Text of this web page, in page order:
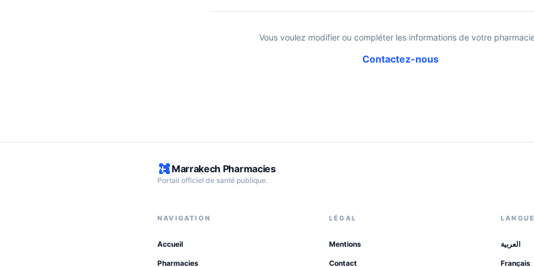
Vous voulez modifier ou compléter les informations de votre
Contactez-nous
Marrakech Pharmacies
Portail officiel de santé publique.
NAVIGATION
Accueil
Pharmacies
LÉGAL
Mentions
Contact
العربية
Français